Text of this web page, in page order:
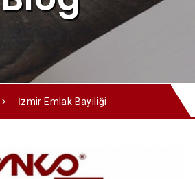
İzmir Emlak Bayiliği